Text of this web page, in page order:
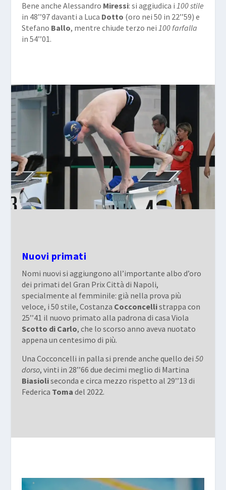
Bene anche Alessandro Miressi: si aggiudica i 100 stile
in 48’’97 davanti a Luca Dotto (oro nei 50 in 22’’59) e
Stefano Ballo, mentre chiude terzo nei 100 farfalla
in 54’’01.
Nuovi primati
Nomi nuovi si aggiungono all’importante albo d’oro
dei primati del Gran Prix Città di Napoli,
specialmente al femminile: già nella prova più
veloce, i 50 stile, Costanza Cocconcellistrappa con
25’’41 il nuovo primato alla padrona di casa Viola
Scotto di Carlo, che lo scorso anno aveva nuotato
appena un centesimo di più.
Una Cocconcelli in palla si prende anche quello dei 50
dorso, vinti in 28’’66 due decimi meglio di Martina
Biasioliseconda e circa mezzo rispetto al 29’’13 di
Federica Toma del 2022.